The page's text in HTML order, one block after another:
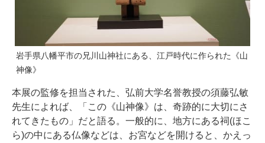
岩手県八幡平市の兄川山神社にある、江戸時代に作られた《山
神像》
本展の監修を担当された、弘前大学名誉教授の須藤弘敏
先生によれば、「この《山神像》は、奇跡的に大切にさ
れてきたもの」だと語る。一般的に、地方にある祠(ほこ
ら)の中にある仏像などは、お宮などを開けると、かえっ